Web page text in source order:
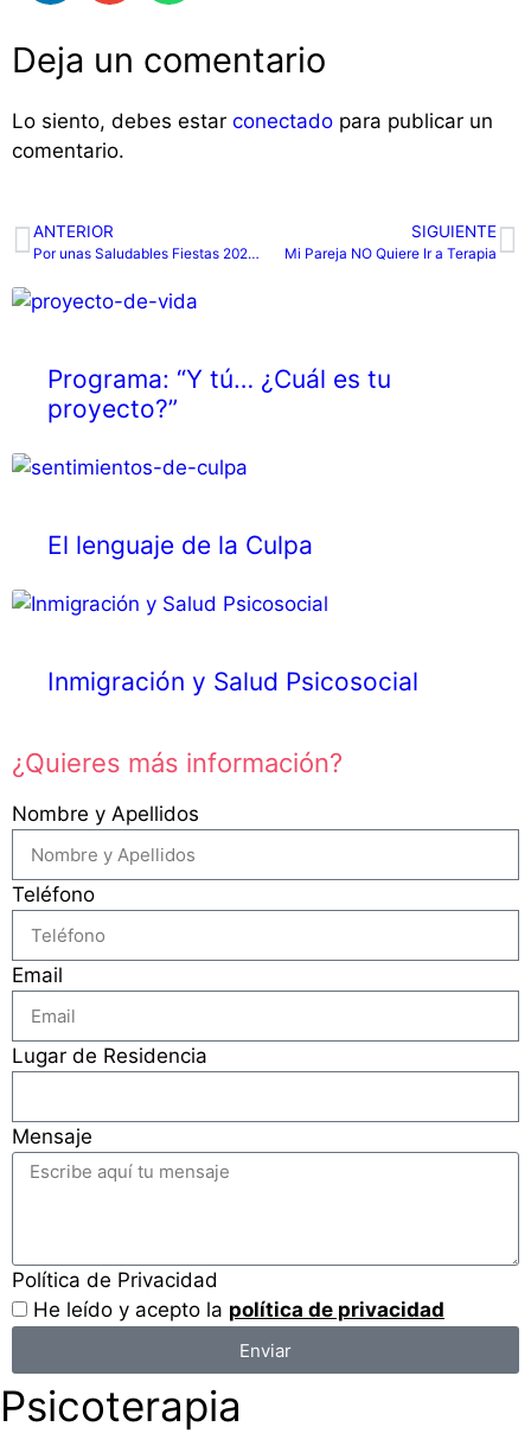
Deja un comentario
Lo siento, debes estar conectado para publicar un
comentario.
ANTERIOR
Por unas Saludables Fiestas 2025 – 2026
SIGUIENTE
Mi Pareja NO Quiere Ir a Terapia
Programa: “Y tú… ¿Cuál es tu
proyecto?”
El lenguaje de la Culpa
Inmigración y Salud Psicosocial
¿Quieres más información?
Nombre y Apellidos
Teléfono
Email
Lugar de Residencia
Mensaje
Política de Privacidad
He leído y acepto la política de privacidad
Enviar
Psicoterapia